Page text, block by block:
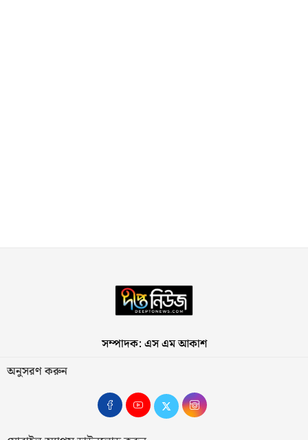
সম্পাদক: এস এম আকাশ
অনুসরণ করুন